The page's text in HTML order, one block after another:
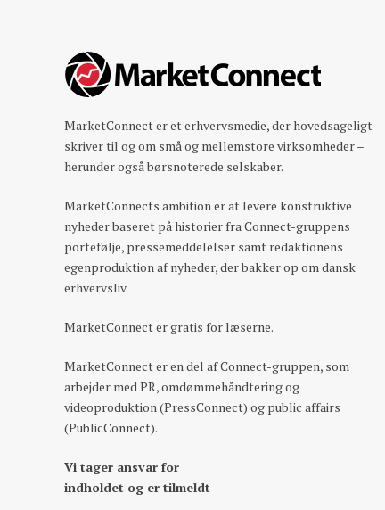
MarketConnect er et erhvervsmedie, der hovedsageligt
skriver til og om små og mellemstore virksomheder –
herunder også børsnoterede selskaber.
MarketConnects ambition er at levere konstruktive
nyheder baseret på historier fra Connect-gruppens
portefølje, pressemeddelelser samt redaktionens
egenproduktion af nyheder, der bakker op om dansk
erhvervsliv.
MarketConnect er gratis for læserne.
MarketConnect er en del af Connect-gruppen, som
arbejder med PR, omdømmehåndtering og
videoproduktion (PressConnect) og public affairs
(PublicConnect).
Vi tager ansvar for
indholdet og er tilmeldt